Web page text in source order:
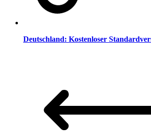
Deutschland: Kostenloser